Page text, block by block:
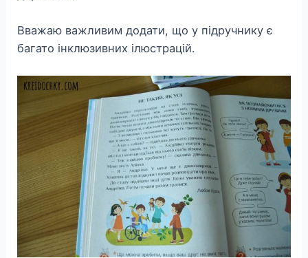
Вважаю важливим додати, що у підручнику є
багато інклюзивних ілюстрацій.